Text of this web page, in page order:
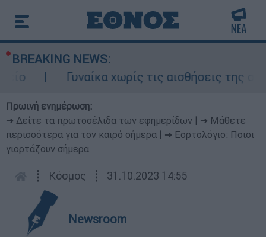
BREAKING NEWS:
Γυναίκα χωρίς τις αισθήσεις της σε
Πρωινή ενημέρωση:
➔ Δείτε τα πρωτοσέλιδα των εφημερίδων
➔ Μάθετε
περισσότερα για τον καιρό σήμερα
➔ Εορτολόγιο: Ποιοι
γιορτάζουν σήμερα
┋ Κόσμος ┋ 31.10.2023 14:55
Newsroom